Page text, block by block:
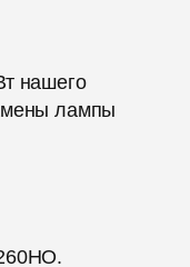
нашего
лампы